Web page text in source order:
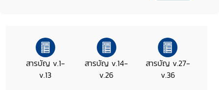
สารบัญ v.1-
v.13
สารบัญ v.14-
v.26
สารบัญ v.27-
v.36